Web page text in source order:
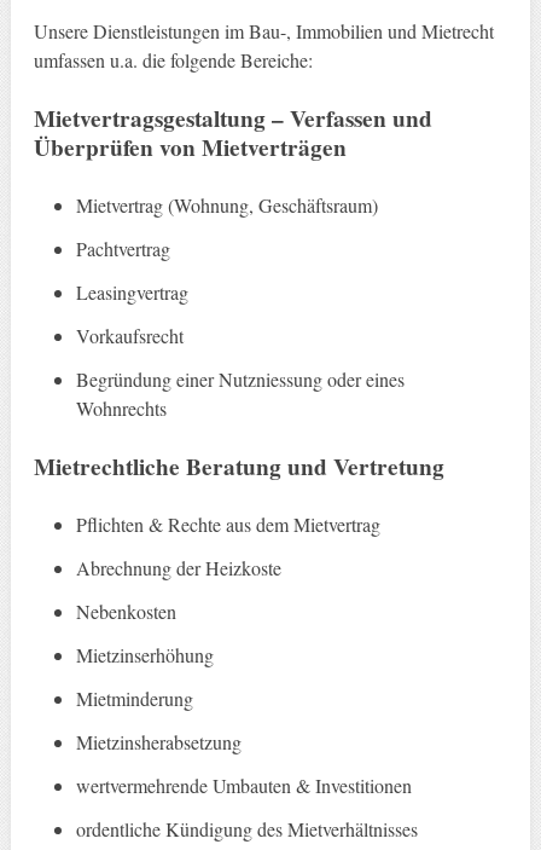
Unsere Dienstleistungen im Bau-, Immobilien und Mietrecht
umfassen u.a. die folgende Bereiche:
Mietvertragsgestaltung – Verfassen und
Überprüfen von Mietverträgen
Mietvertrag (Wohnung, Geschäftsraum)
Pachtvertrag
Leasingvertrag
Vorkaufsrecht
Begründung einer Nutzniessung oder eines
Wohnrechts
Mietrechtliche Beratung und Vertretung
Pflichten & Rechte aus dem Mietvertrag
Abrechnung der Heizkoste
Nebenkosten
Mietzinserhöhung
Mietminderung
Mietzinsherabsetzung
wertvermehrende Umbauten & Investitionen
ordentliche Kündigung des Mietverhältnisses